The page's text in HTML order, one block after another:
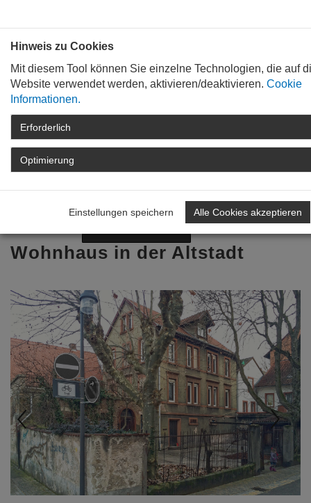
STARTSEITE
ARCHIV
TAG DER ARCHITEKTUR
2020
Zurück zur Übersicht
Nächstes Projekt
Wohnhaus in der Altstadt
Previous
Hinweis zu Cookies
Mit diesem Tool können Sie einzelne Technologien, die auf
Website verwendet werden, aktivieren/deaktivieren. Cookie
Informationen.
Erforderlich
Optimierung
Einstellungen speichern Alle Cookies akzeptieren